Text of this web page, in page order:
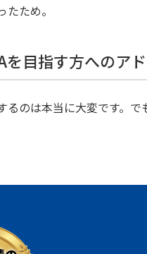
ため。
を目指す方へのア
るのは本当に大変です。